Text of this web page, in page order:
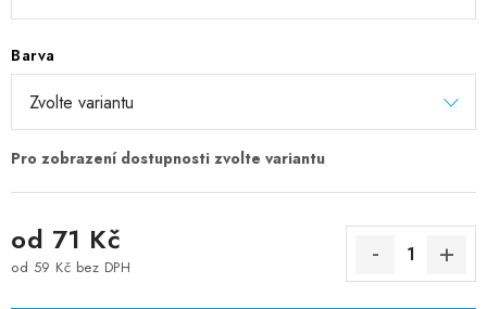
Barva
od 71 Kč
od 59 Kč bez DPH